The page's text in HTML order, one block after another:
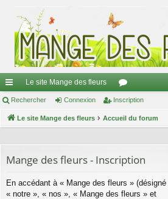
ac
co
ci
Le site Mange des fleurs
or
u
s
Rechercher Connexion Inscription
Le site Mange des fleurs Accueil du forum
Mange des fleurs - Inscription
En accédant à « Mange des fleurs » (désigné
« notre », « nos », « Mange des fleurs » et